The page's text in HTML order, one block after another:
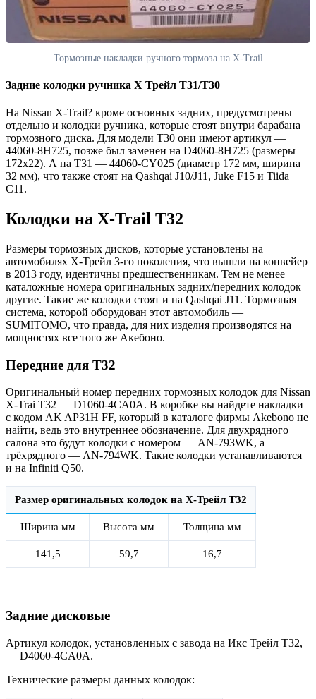
Тормозные накладки ручного тормоза на X-Trail
Задние колодки ручника Х Трейл T31/T30
На Nissan X-Trail? кроме основных задних, предусмотрены
отдельно и колодки ручника, которые стоят внутри барабана
тормозного диска. Для модели T30 они имеют артикул —
44060-8H725, позже был заменен на D4060-8H725 (размеры
172x22). А на T31 — 44060-CY025 (диаметр 172 мм, ширина
32 мм), что также стоят на Qashqai J10/J11, Juke F15 и Tiida
C11.
Колодки на X-Trail T32
Размеры тормозных дисков, которые установлены на
автомобилях Х-Трейл 3-го поколения, что вышли на конвейер
в 2013 году, идентичны предшественникам. Тем не менее
каталожные номера оригинальных задних/передних колодок
другие. Такие же колодки стоят и на Qashqai J11. Тормозная
система, которой оборудован этот автомобиль —
SUMITOMO, что правда, для них изделия производятся на
мощностях все того же Акебоно.
Передние для Т32
Оригинальный номер передних тормозных колодок для Nissan
X-Trai T32 — D1060-4CA0A. В коробке вы найдете накладки
с кодом AK AP31H FF, который в каталоге фирмы Akebono не
найти, ведь это внутреннее обозначение. Для двухрядного
салона это будут колодки с номером — AN-793WK, а
трёхрядного — AN-794WK. Такие колодки устанавливаются
и на Infiniti Q50.
Размер оригинальных колодок на Х-Трейл T32
Ширина мм Высота мм Толщина мм
141,5 59,7 16,7
Задние дисковые
Артикул колодок, установленных с завода на Икс Трейл T32,
— D4060-4CA0A.
Технические размеры данных колодок: